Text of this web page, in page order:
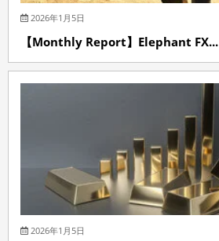
2026年1月5日
【Monthly Report】Elephant FX...
2026年1月5日